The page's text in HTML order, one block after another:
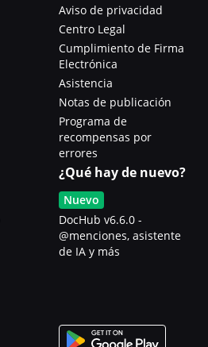
Aviso de privacidad
Centro Legal
Cumplimiento de Firma
Electrónica
Asistencia
Notas de publicación
Programa de
recompensas por
errores
¿Qué hay de nuevo?
Nuevo
DocHub v6.6.0 -
@menciones, asistente
de IA y más